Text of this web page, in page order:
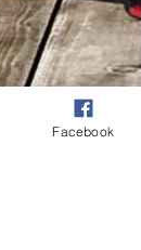
Facebook